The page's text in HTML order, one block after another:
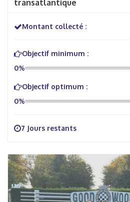
transatlantique
Montant collecté :
Objectif minimum :
0%
Objectif optimum :
0%
7 Jours restants